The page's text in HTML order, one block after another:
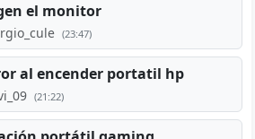
el monitor
(23:47)
al encender portatil hp
(21:22)